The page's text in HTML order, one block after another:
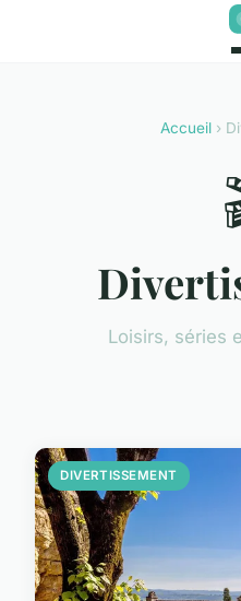
Accueil›
Loisirs, séries
DIVERTISSEMENT